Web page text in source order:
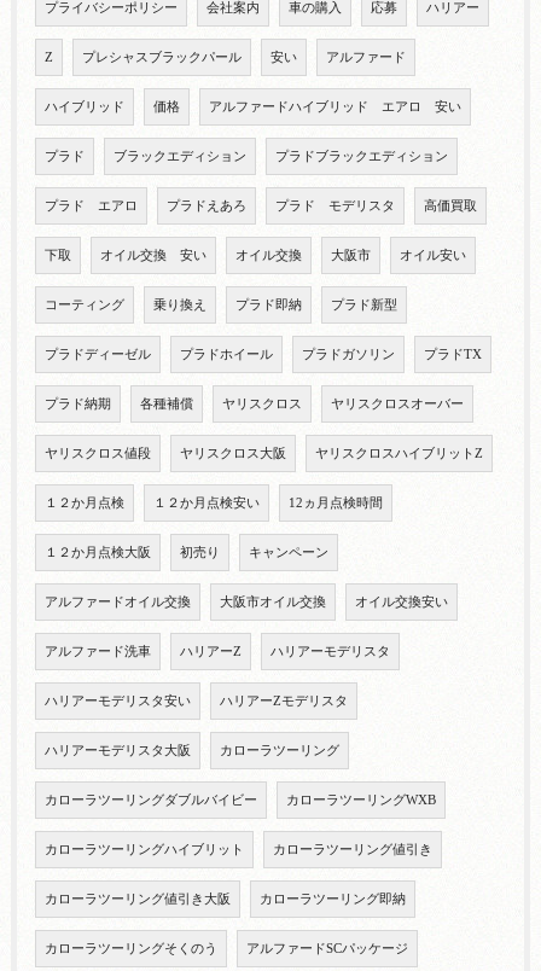
プライバシーポリシー 会社案内 車の購入 応募 ハリアー
Z プレシャスブラックパール 安い アルファード
ハイブリッド 価格 アルファードハイブリッド エアロ 安い
プラド ブラックエディション プラドブラックエディション
プラド エアロ プラドえあろ プラド モデリスタ 高価買取
下取 オイル交換 安い オイル交換 大阪市 オイル安い
コーティング 乗り換え プラド即納 プラド新型
プラドディーゼル プラドホイール プラドガソリン プラドTX
プラド納期 各種補償 ヤリスクロス ヤリスクロスオーバー
ヤリスクロス値段 ヤリスクロス大阪 ヤリスクロスハイブリットZ
１２か月点検 １２か月点検安い 12ヵ月点検時間
１２か月点検大阪 初売り キャンペーン
アルファードオイル交換 大阪市オイル交換 オイル交換安い
アルファード洗車 ハリアーZ ハリアーモデリスタ
ハリアーモデリスタ安い ハリアーZモデリスタ
ハリアーモデリスタ大阪 カローラツーリング
カローラツーリングダブルバイビー カローラツーリングWXB
カローラツーリングハイブリット カローラツーリング値引き
カローラツーリング値引き大阪 カローラツーリング即納
カローラツーリングそくのう アルファードSCパッケージ